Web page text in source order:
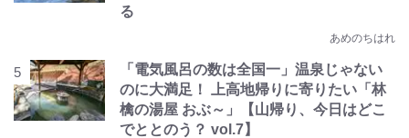
る
あめのちはれ
「電気風呂の数は全国一」温泉じゃない
のに大満足！ 上高地帰りに寄りたい「林
檎の湯屋 おぶ～」【山帰り、今日はどこ
でととのう？ vol.7】